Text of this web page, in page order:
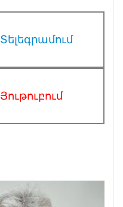
Տելեգրամում
Յութուբում